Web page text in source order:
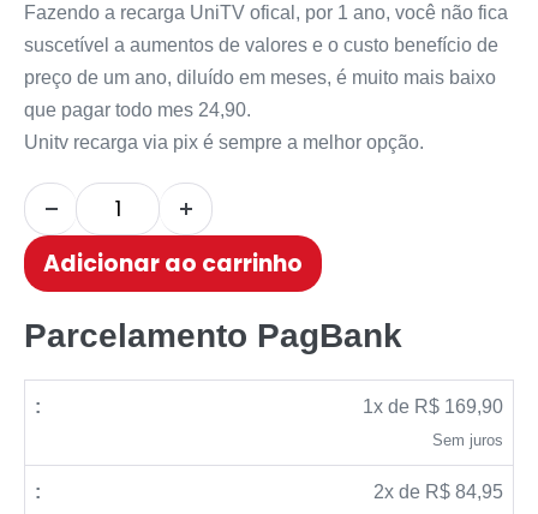
Fazendo a recarga UniTV ofical, por 1 ano, você não fica
suscetível a aumentos de valores e o custo benefício de
preço de um ano, diluído em meses, é muito mais baixo
que pagar todo mes 24,90.
Unitv recarga via pix é sempre a melhor opção.
Adicionar ao carrinho
Parcelamento PagBank
1x de R$ 169,90
Sem juros
2x de R$ 84,95